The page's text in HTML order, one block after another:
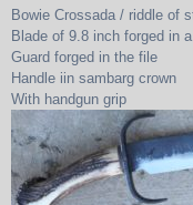
Bowie Crossada / riddle of
Blade of 9.8 inch forged in
Guard forged in the file
Handle iin sambarg crown
With handgun grip